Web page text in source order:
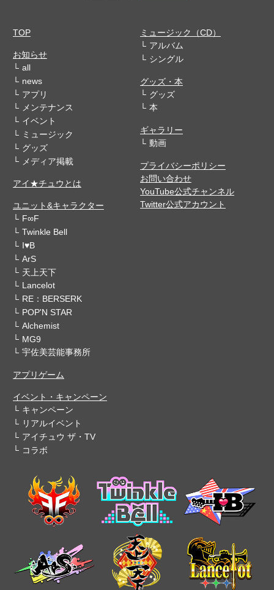
TOP
お知らせ
all
news
アプリ
メンテナンス
イベント
ミュージック
グッズ
メディア掲載
アイ★チュウとは
ユニット&キャラクター
F∞F
Twinkle Bell
I♥B
ArS
天上天下
Lancelot
RE：BERSERK
POP'N STAR
Alchemist
MG9
宇佐美芸能事務所
アプリゲーム
イベント・キャンペーン
キャンペーン
リアルイベント
アイチュウ ザ・TV
コラボ
ミュージック（CD）
アルバム
シングル
グッズ・本
グッズ
本
ギャラリー
動画
プライバシーポリシー
お問い合わせ
YouTube公式チャンネル
Twitter公式アカウント